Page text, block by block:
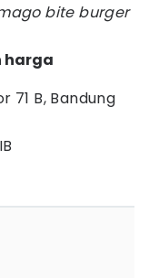
bite burger
harga
71 B, Bandung